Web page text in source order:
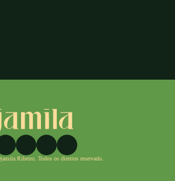
Ribeiro. Todos os direitos reservado.